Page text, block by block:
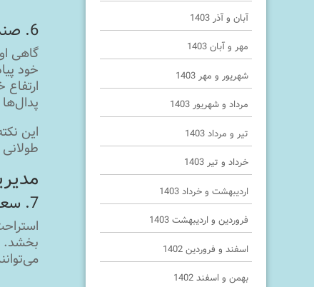
6. صندلی ماشین خود را تنظیم کنید.
گاهی
خود
این
7. سعی کنید روی تخت استراحت کنید.
بخشد.
آبان و آذر 1403
مهر و آبان 1403
شهریور و مهر 1403
مرداد و شهریور 1403
تیر و مرداد 1403
خرداد و تیر 1403
اردیبهشت و خرداد 1403
فروردین و اردیبهشت 1403
اسفند و فروردین 1402
بهمن و اسفند 1402